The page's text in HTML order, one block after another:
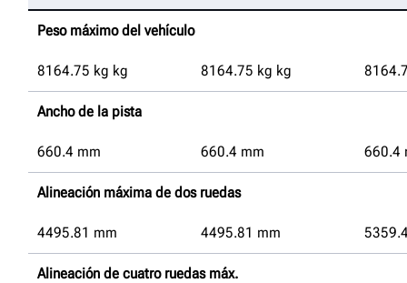
Peso máximo del vehículo
8164.75 kg kg 8164.75 kg kg
Ancho de la pista
660.4 mm 660.4 mm 660.4
Alineación máxima de dos ruedas
4495.81 mm 4495.81 mm
Alineación de cuatro ruedas máx.